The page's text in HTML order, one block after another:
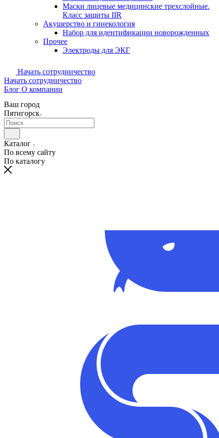
Маски лицевые медицинские трехслойные.
Класс защиты IIR
Акушерство и гинекология
Набор для идентификации новорожденных
Прочее
Электроды для ЭКГ
Начать сотрудничество
Начать сотрудничество
Блог О компании
Ваш город
Пятигорск
Каталог
По всему сайту
По каталогу